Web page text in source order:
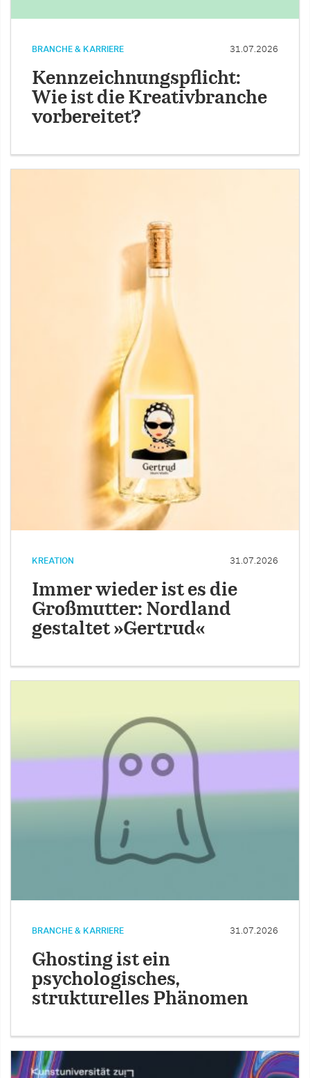
BRANCHE & KARRIERE 31.07.2026
Kennzeichnungspflicht:
Wie ist die Kreativbranche
vorbereitet?
KREATION 31.07.2026
Immer wieder ist es die
Großmutter: Nordland
gestaltet »Gertrud«
BRANCHE & KARRIERE 31.07.2026
Ghosting ist ein
psychologisches,
strukturelles Phänomen